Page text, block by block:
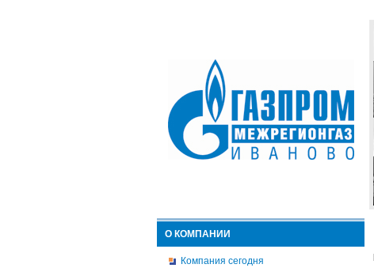
О КОМПАНИИ
Компания сегодня